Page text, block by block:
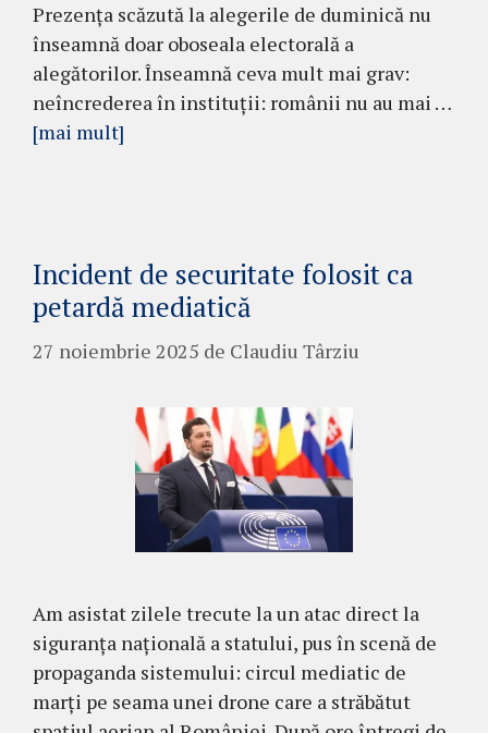
Prezența scăzută la alegerile de duminică nu
înseamnă doar oboseala electorală a
alegătorilor. Înseamnă ceva mult mai grav:
neîncrederea în instituții: românii nu au mai …
[mai mult]
Incident de securitate folosit ca
petardă mediatică
27 noiembrie 2025 de Claudiu Târziu
Am asistat zilele trecute la un atac direct la
siguranța națională a statului, pus în scenă de
propaganda sistemului: circul mediatic de
marți pe seama unei drone care a străbătut